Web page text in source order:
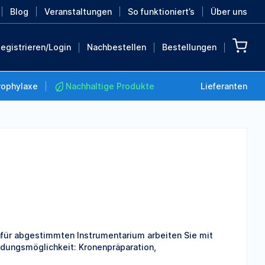
Blog Veranstaltungen So funktioniert’s Über uns
Login Nachbestellen Bestellungen
Nachhaltige Produkte Lieferanten
MEHR ENTDECKEN
abgestimmten Instrumentarium arbeiten Sie mit
Kronenpräparation,